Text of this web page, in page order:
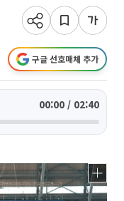
구글 선호매체 추가
00:00 / 02:40